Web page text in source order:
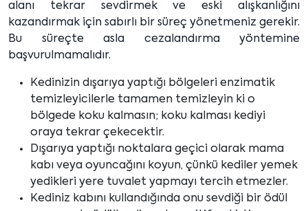
alanı tekrar sevdirmek ve eski alışkanlığını
kazandırmak için sabırlı bir süreç yönetmeniz gerekir.
Bu süreçte asla cezalandırma yöntemine
başvurulmamalıdır.
Kedinizin dışarıya yaptığı bölgeleri enzimatik
temizleyicilerle tamamen temizleyin ki o
bölgede koku kalmasın; koku kalması kediyi
oraya tekrar çekecektir.
Dışarıya yaptığı noktalara geçici olarak mama
kabı veya oyuncağını koyun, çünkü kediler yemek
yedikleri yere tuvalet yapmayı tercih etmezler.
Kediniz kabını kullandığında onu sevdiği bir ödül